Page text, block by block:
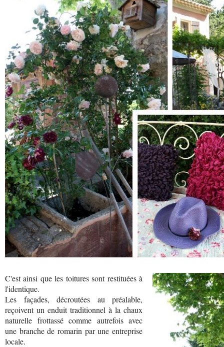
C'est ainsi que les toitures sont restituées à
l'identique.
Les façades, décroutées au préalable,
reçoivent un enduit traditionnel à la chaux
naturelle frottassé comme autrefois avec
une branche de romarin par une entreprise
locale.